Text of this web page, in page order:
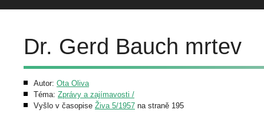
Dr. Gerd Bauch mrtev
Autor: Ota Oliva
Téma: Zprávy a zajímavosti /
Vyšlo v časopise Živa 5/1957 na straně 195